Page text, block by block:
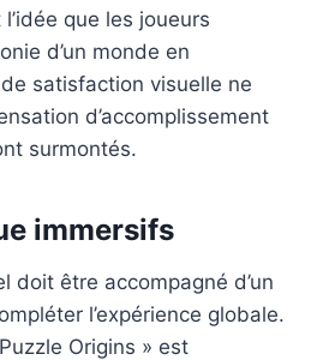
que les joueurs
d’un monde en
satisfaction visuelle ne
d’accomplissement
surmontés.
immersifs
doit être accompagné d’un
l’expérience globale.
Origins » est